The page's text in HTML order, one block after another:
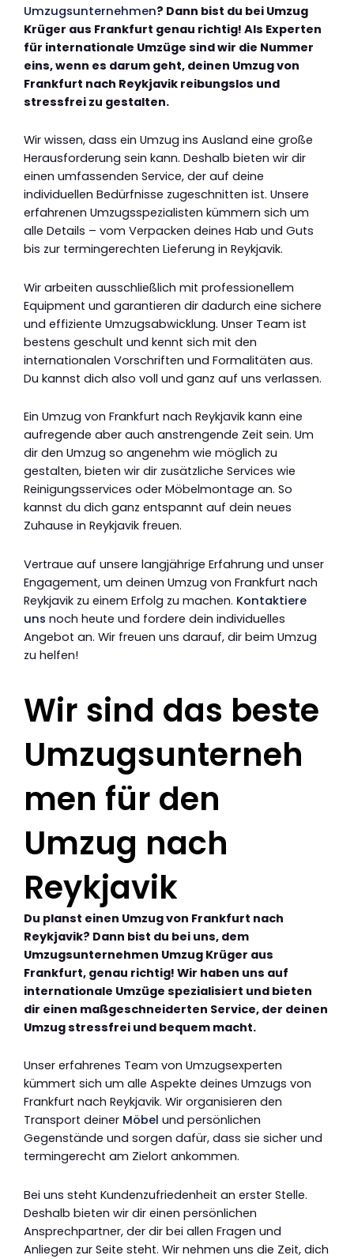
Umzugsunternehmen? Dann bist du bei Umzug
Krüger aus Frankfurt genau richtig! Als Experten
für internationale Umzüge sind wir die Nummer
eins, wenn es darum geht, deinen Umzug von
Frankfurt nach Reykjavik reibungslos und
stressfrei zu gestalten.
Wir wissen, dass ein Umzug ins Ausland eine große
Herausforderung sein kann. Deshalb bieten wir dir
einen umfassenden Service, der auf deine
individuellen Bedürfnisse zugeschnitten ist. Unsere
erfahrenen Umzugsspezialisten kümmern sich um
alle Details – vom Verpacken deines Hab und Guts
bis zur termingerechten Lieferung in Reykjavik.
Wir arbeiten ausschließlich mit professionellem
Equipment und garantieren dir dadurch eine sichere
und effiziente Umzugsabwicklung. Unser Team ist
bestens geschult und kennt sich mit den
internationalen Vorschriften und Formalitäten aus.
Du kannst dich also voll und ganz auf uns verlassen.
Ein Umzug von Frankfurt nach Reykjavik kann eine
aufregende aber auch anstrengende Zeit sein. Um
dir den Umzug so angenehm wie möglich zu
gestalten, bieten wir dir zusätzliche Services wie
Reinigungsservices oder Möbelmontage an. So
kannst du dich ganz entspannt auf dein neues
Zuhause in Reykjavik freuen.
Vertraue auf unsere langjährige Erfahrung und unser
Engagement, um deinen Umzug von Frankfurt nach
Reykjavik zu einem Erfolg zu machen. Kontaktiere
uns noch heute und fordere dein individuelles
Angebot an. Wir freuen uns darauf, dir beim Umzug
zu helfen!
Wir sind das beste
Umzugsunterneh
men für den
Umzug nach
Reykjavik
Du planst einen Umzug von Frankfurt nach
Reykjavik? Dann bist du bei uns, dem
Umzugsunternehmen Umzug Krüger aus
Frankfurt, genau richtig! Wir haben uns auf
internationale Umzüge spezialisiert und bieten
dir einen maßgeschneiderten Service, der deinen
Umzug stressfrei und bequem macht.
Unser erfahrenes Team von Umzugsexperten
kümmert sich um alle Aspekte deines Umzugs von
Frankfurt nach Reykjavik. Wir organisieren den
Transport deiner Möbel und persönlichen
Gegenstände und sorgen dafür, dass sie sicher und
termingerecht am Zielort ankommen.
Bei uns steht Kundenzufriedenheit an erster Stelle.
Deshalb bieten wir dir einen persönlichen
Ansprechpartner, der dir bei allen Fragen und
Anliegen zur Seite steht. Wir nehmen uns die Zeit, dich